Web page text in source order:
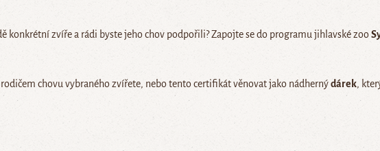
konkrétní zvíře a rádi byste jeho chov podpořili? Zapojte se do programu jihlavské zoo
chovu vybraného zvířete, nebo tento certifikát věnovat jako nádhernýdárek,